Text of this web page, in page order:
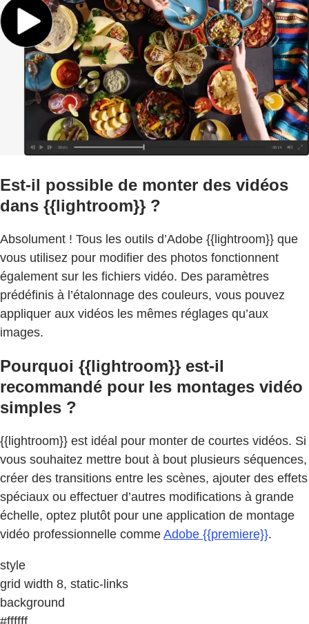
Est-il possible de monter des vidéos
dans {{lightroom}} ?
Absolument ! Tous les outils d’Adobe {{lightroom}} que
vous utilisez pour modifier des photos fonctionnent
également sur les fichiers vidéo. Des paramètres
prédéfinis à l’étalonnage des couleurs, vous pouvez
appliquer aux vidéos les mêmes réglages qu’aux
images.
Pourquoi {{lightroom}} est-il
recommandé pour les montages vidéo
simples ?
{{lightroom}} est idéal pour monter de courtes vidéos. Si
vous souhaitez mettre bout à bout plusieurs séquences,
créer des transitions entre les scènes, ajouter des effets
spéciaux ou effectuer d’autres modifications à grande
échelle, optez plutôt pour une application de montage
vidéo professionnelle comme Adobe {{premiere}}.
style
grid width 8, static-links
background
#ffffff